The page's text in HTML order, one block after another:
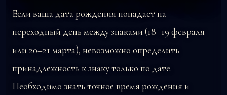
Если ваша дата рождения попадает на
переходный день между знаками (18–19 февраля
или 20–21 марта), невозможно определить
принадлежность к знаку только по дате.
Необходимо знать точное время рождения и